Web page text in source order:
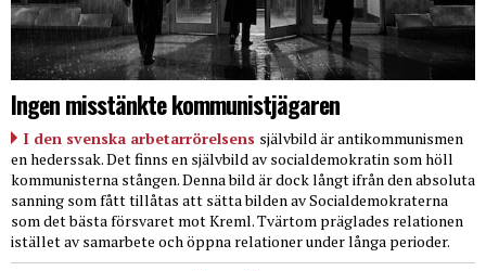
Ingen misstänkte kommunistjägaren
I den svenska arbetarrörelsens självbild är antikommunismen
en hederssak. Det finns en självbild av socialdemokratin som höll
kommunisterna stången. Denna bild är dock långt ifrån den absoluta
sanning som fått tillåtas att sätta bilden av Socialdemokraterna
som det bästa försvaret mot Kreml. Tvärtom präglades relationen
istället av samarbete och öppna relationer under långa perioder.